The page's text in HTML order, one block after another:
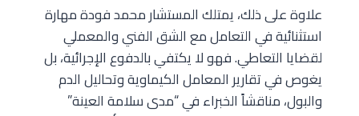
علاوة على ذلك، يمتلك المستشار محمد فودة مهارة
استثنائية في التعامل مع الشق الفني والمعملي
لقضايا التعاطي. فهو لا يكتفي بالدفوع الإجرائية، بل
يغوص في تقارير المعامل الكيماوية وتحاليل الدم
والبول، مناقشاً الخبراء في “مدى سلامة العينة”